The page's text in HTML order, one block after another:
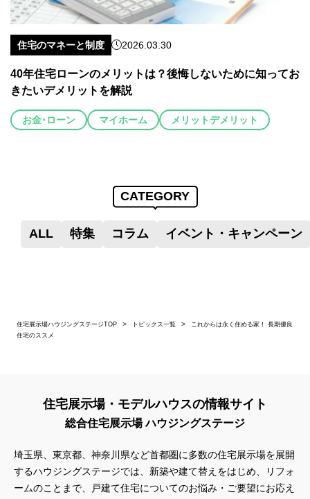
住宅のマネーと制度 2026.03.30
40年住宅ローンのメリットは？後悔しないために知ってお
きたいデメリットを解説
お金･ローン マイホーム メリットデメリット
CATEGORY
ALL 特集 コラム イベント・キャンペーン
住宅展示場ハウジングステージTOP トピックス一覧
これからは永く住める家！ 長期優良
住宅のススメ
住宅展示場・モデルハウスの情報サイト
総合住宅展示場 ハウジングステージ
埼玉県、東京都、神奈川県など首都圏に多数の住宅展示場を展開
するハウジングステージでは、新築や建て替えをはじめ、リフォ
ームのことまで、戸建て住宅についてのお悩み・ご要望にお応え